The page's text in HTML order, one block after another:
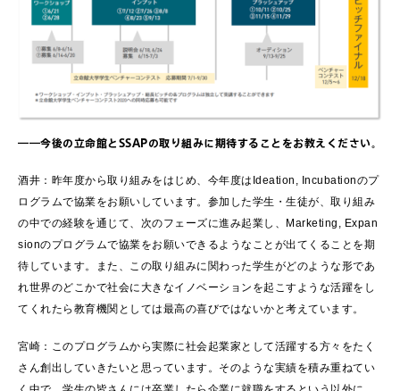
――今後の立命館とSSAPの取り組みに期待することをお教えください。
酒井：昨年度から取り組みをはじめ、今年度はIdeation, Incubationのプ
ログラムで協業をお願いしています。参加した学生・生徒が、取り組み
の中での経験を通じて、次のフェーズに進み起業し、Marketing, Expan
sionのプログラムで協業をお願いできるようなことが出てくることを期
待しています。また、この取り組みに関わった学生がどのような形であ
れ世界のどこかで社会に大きなイノベーションを起こすような活躍をし
てくれたら教育機関としては最高の喜びではないかと考えています。
宮崎：このプログラムから実際に社会起業家として活躍する方々をたく
さん創出していきたいと思っています。そのような実績を積み重ねてい